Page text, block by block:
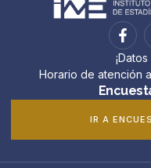
Horario de atención
IR A